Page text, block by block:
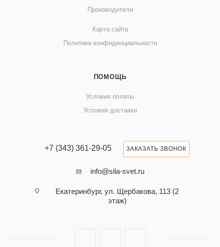
Производители
Карта сайта
Политика конфиденциальности
ПОМОЩЬ
Условия оплаты
Условия доставки
+7 (343) 361-29-05 ЗАКАЗАТЬ ЗВОНОК
info@sila-svet.ru
Екатеринбург, ул. Щербакова, 113 (2
этаж)